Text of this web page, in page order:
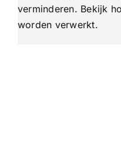
verminderen. Bekijk
worden verwerkt.